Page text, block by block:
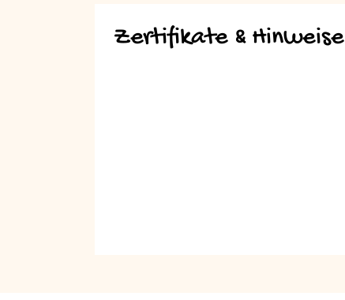
Zertifikate & Hinweise